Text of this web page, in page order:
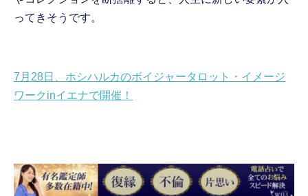
ってきそうです。
7月28日、ホシハルカのボイジャータロット・イメージ
ワークinイエナで開催！